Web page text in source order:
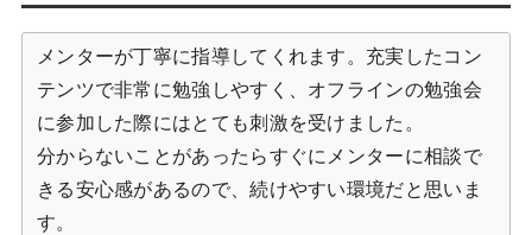
メンターが丁寧に指導してくれます。充実したコン
テンツで非常に勉強しやすく、オフラインの勉強会
に参加した際にはとても刺激を受けました。
分からないことがあったらすぐにメンターに相談で
きる安心感があるので、続けやすい環境だと思いま
す。